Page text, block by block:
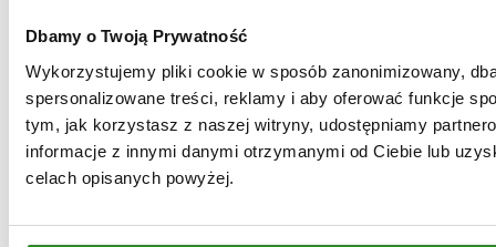
Dbamy o Twoją Prywatność
Wykorzystujemy pliki cookie w sposób zanonimizowany,
spersonalizowane treści, reklamy i aby oferować funkcje
tym, jak korzystasz z naszej witryny, udostępniamy
informacje z innymi danymi otrzymanymi od Ciebie lub
celach opisanych powyżej.